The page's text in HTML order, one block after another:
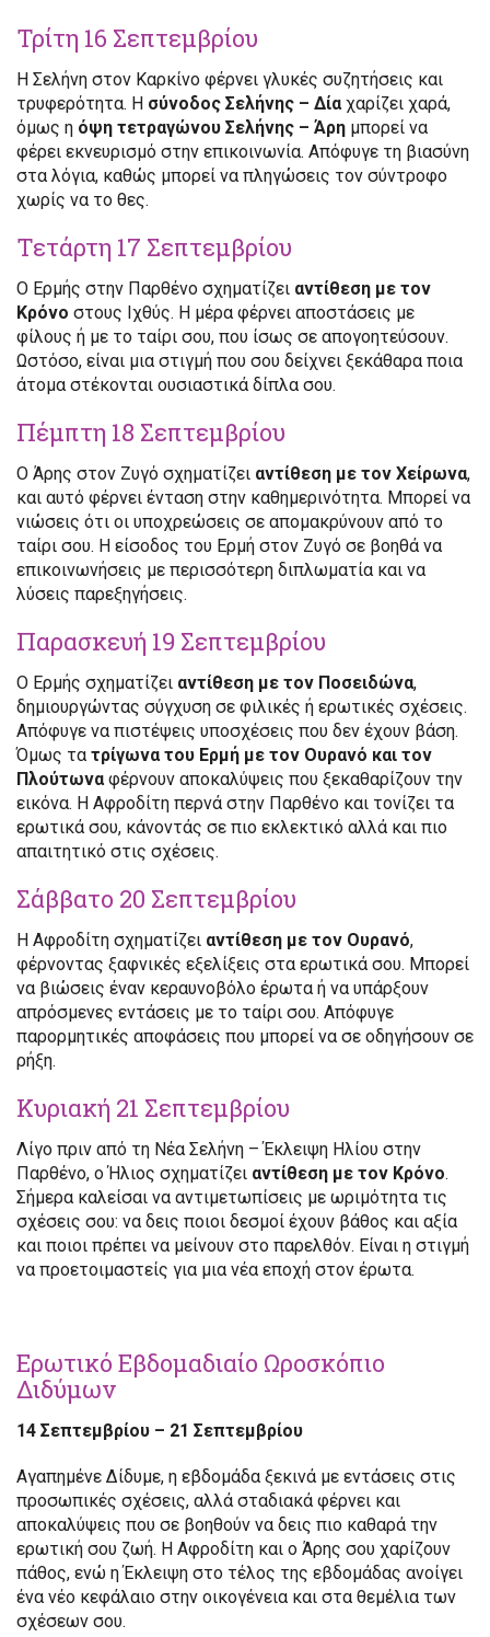
Τρίτη 16 Σεπτεμβρίου
Η Σελήνη στον Καρκίνο φέρνει γλυκές συζητήσεις και
τρυφερότητα. Η σύνοδος Σελήνης – Δίαχαρίζει χαρά,
όμως η όψη τετραγώνου Σελήνης – Άρη μπορεί να
φέρει εκνευρισμό στην επικοινωνία. Απόφυγε τη βιασύνη
στα λόγια, καθώς μπορεί να πληγώσεις τον σύντροφο
χωρίς να το θες.
Τετάρτη 17 Σεπτεμβρίου
Ο Ερμής στην Παρθένο σχηματίζει αντίθεση με τον
Κρόνο στους Ιχθύς. Η μέρα φέρνει αποστάσεις με
φίλους ή με το ταίρι σου, που ίσως σε απογοητεύσουν.
Ωστόσο, είναι μια στιγμή που σου δείχνει ξεκάθαρα ποια
άτομα στέκονται ουσιαστικά δίπλα σου.
Πέμπτη 18 Σεπτεμβρίου
Ο Άρης στον Ζυγό σχηματίζει αντίθεση με τον Χείρωνα,
και αυτό φέρνει ένταση στην καθημερινότητα. Μπορεί να
νιώσεις ότι οι υποχρεώσεις σε απομακρύνουν από το
ταίρι σου. Η είσοδος του Ερμή στον Ζυγό σε βοηθά να
επικοινωνήσεις με περισσότερη διπλωματία και να
λύσεις παρεξηγήσεις.
Παρασκευή 19 Σεπτεμβρίου
Ο Ερμής σχηματίζει αντίθεση με τον Ποσειδώνα,
δημιουργώντας σύγχυση σε φιλικές ή ερωτικές σχέσεις.
Απόφυγε να πιστέψεις υποσχέσεις που δεν έχουν βάση.
Όμως τα τρίγωνα του Ερμή με τον Ουρανό και τον
Πλούτωναφέρνουν αποκαλύψεις που ξεκαθαρίζουν την
εικόνα. Η Αφροδίτη περνά στην Παρθένο και τονίζει τα
ερωτικά σου, κάνοντάς σε πιο εκλεκτικό αλλά και πιο
απαιτητικό στις σχέσεις.
Σάββατο 20 Σεπτεμβρίου
Η Αφροδίτη σχηματίζει αντίθεση με τον Ουρανό,
φέρνοντας ξαφνικές εξελίξεις στα ερωτικά σου. Μπορεί
να βιώσεις έναν κεραυνοβόλο έρωτα ή να υπάρξουν
απρόσμενες εντάσεις με το ταίρι σου. Απόφυγε
παρορμητικές αποφάσεις που μπορεί να σε οδηγήσουν σε
ρήξη.
Κυριακή 21 Σεπτεμβρίου
Λίγο πριν από τη Νέα Σελήνη – Έκλειψη Ηλίου στην
Παρθένο, ο Ήλιος σχηματίζει αντίθεση με τον Κρόνο.
Σήμερα καλείσαι να αντιμετωπίσεις με ωριμότητα τις
σχέσεις σου: να δεις ποιοι δεσμοί έχουν βάθος και αξία
και ποιοι πρέπει να μείνουν στο παρελθόν. Είναι η στιγμή
να προετοιμαστείς για μια νέα εποχή στον έρωτα.
Ερωτικό Εβδομαδιαίο Ωροσκόπιο
Διδύμων
14 Σεπτεμβρίου – 21 Σεπτεμβρίου
Αγαπημένε Δίδυμε, η εβδομάδα ξεκινά με εντάσεις στις
προσωπικές σχέσεις, αλλά σταδιακά φέρνει και
αποκαλύψεις που σε βοηθούν να δεις πιο καθαρά την
ερωτική σου ζωή. Η Αφροδίτη και ο Άρης σου χαρίζουν
πάθος, ενώ η Έκλειψη στο τέλος της εβδομάδας ανοίγει
ένα νέο κεφάλαιο στην οικογένεια και στα θεμέλια των
σχέσεων σου.